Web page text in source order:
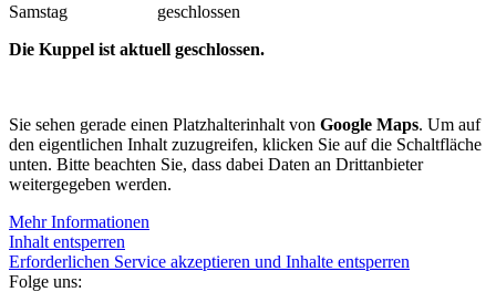
Samstag
geschlossen
Die Kuppel ist aktuell geschlossen.
Sie sehen gerade einen Platzhalterinhalt von Google Maps. Um auf
den eigentlichen Inhalt zuzugreifen, klicken Sie auf die Schaltfläche
unten. Bitte beachten Sie, dass dabei Daten an Drittanbieter
weitergegeben werden.
Mehr Informationen
Inhalt entsperren
Erforderlichen Service akzeptieren und Inhalte entsperren
Folge uns: